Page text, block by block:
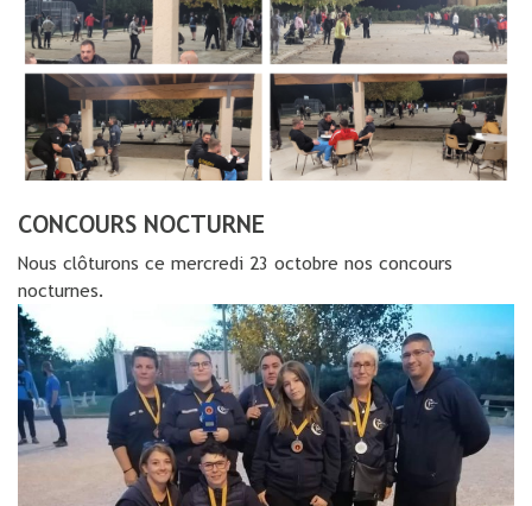
CONCOURS NOCTURNE
Nous clôturons ce mercredi 23 octobre nos concours
nocturnes.